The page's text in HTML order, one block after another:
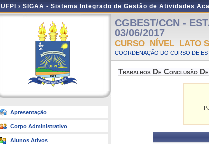
UFPI › SIGAA - Sistema Integrado de Gestão de Atividades
Apresentação
Corpo Administrativo
Alunos Ativos
CGBEST/CCN -
03/06/2017
CURSO NÍVEL LATO
COORDENAÇÃO DO CURSO DE
Trabalhos De Conclusão